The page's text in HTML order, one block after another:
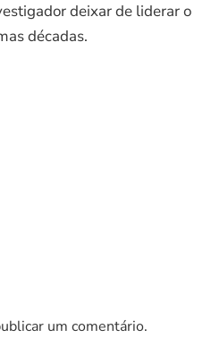
deixar de liderar o
décadas.
um comentário.